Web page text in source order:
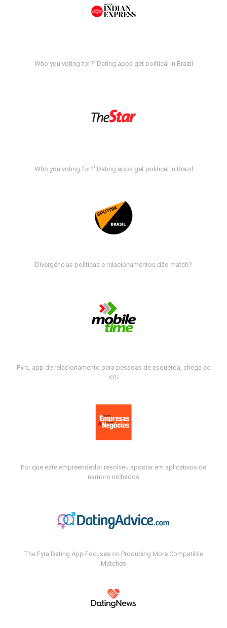
Who you voting for?' Dating apps get political in Brazil
Who you voting for?' Dating apps get political in Brazil
Divergências políticas e relacionamentos dão match?
Fyra, app de relacionamento para pessoas de esquerda, chega ao
iOS
Por que este empreendedor resolveu apostar em aplicativos de
namoro nichados
The Fyra Dating App Focuses on Producing More Compatible
Matches